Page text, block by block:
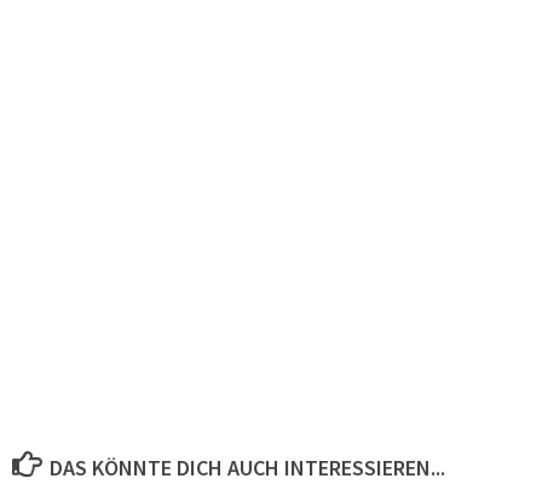
DAS KÖNNTE DICH AUCH INTERESSIEREN...